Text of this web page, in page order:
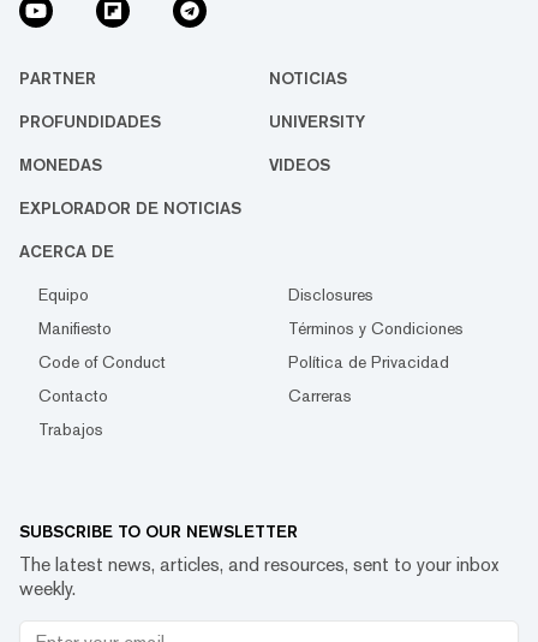
PARTNER NOTICIAS
PROFUNDIDADES UNIVERSITY
MONEDAS VIDEOS
EXPLORADOR DE NOTICIAS
ACERCA DE
Equipo
Disclosures
Manifiesto
Términos y Condiciones
Code of Conduct
Política de Privacidad
Contacto
Carreras
Trabajos
SUBSCRIBE TO OUR NEWSLETTER
The latest news, articles, and resources, sent to your inbox
weekly.